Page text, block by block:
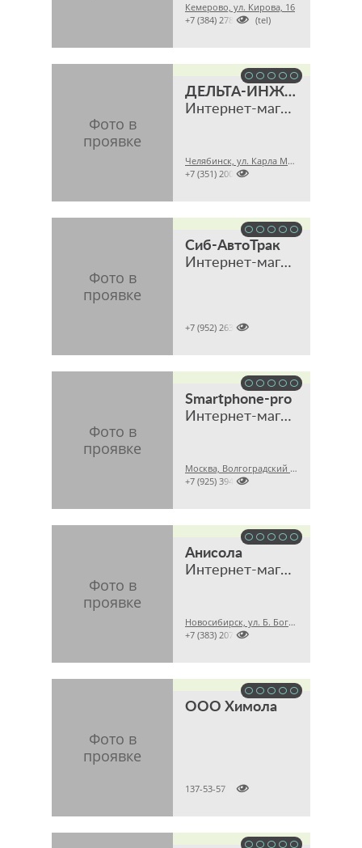
Кемерово, ул. Кирова, 16

+7 (384) 2780101 (tel)
ДЕЛЬТА-ИНЖИНИРИНГ
Интернет-магазин
Челябинск, ул. Карла Маркса, 28А офис 43

+7 (351) 2009316
Сиб-АвтоТрак
Интернет-магазин

+7 (952) 2631159
Smartphone-pro
Интернет-магазин оригинальной техники и аксессуаров
Москва, Волгоградский проспект, 32, корпус 8, ТЦ "Технохолл", павильон D-8

+7 (925) 3941200
Анисола
Интернет-магазин мебели
Новосибирск, ул. Б. Богаткова, 210/1, этаж 6, офис 608 (Торговый центр «Golden Field»)

+7 (383) 2079008
ООО Химола

137-53-57